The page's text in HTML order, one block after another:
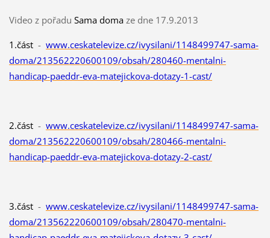
Video z pořadu Sama domaze dne 17.9.2013
1.část - www.ceskatelevize.cz/ivysilani/1148499747-sama-
doma/213562220600109/obsah/280460-mentalni-
handicap-paeddr-eva-matejickova-dotazy-1-cast/
2.část- www.ceskatelevize.cz/ivysilani/1148499747-sama-
doma/213562220600109/obsah/280466-mentalni-
handicap-paeddr-eva-matejickova-dotazy-2-cast/
3.část - www.ceskatelevize.cz/ivysilani/1148499747-sama-
doma/213562220600109/obsah/280470-mentalni-